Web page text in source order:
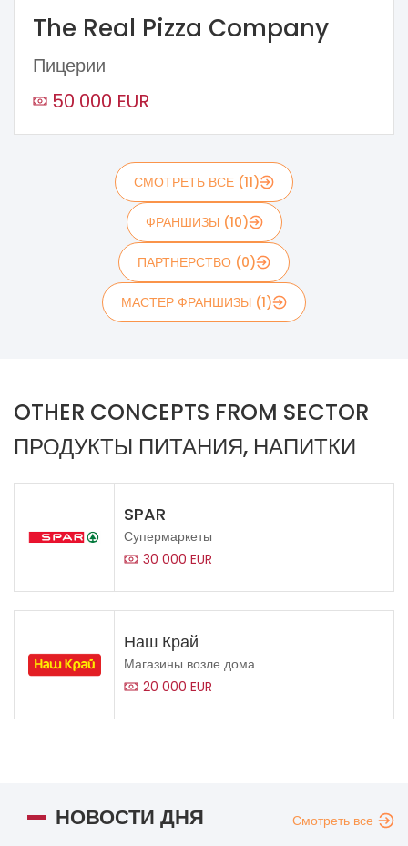
The Real Pizza Company
Пицерии
50 000 EUR
СМОТРЕТЬ ВСЕ (11)
ФРАНШИЗЫ (10)
ПАРТНЕРСТВО (0)
МАСТЕР ФРАНШИЗЫ (1)
OTHER CONCEPTS FROM SECTOR
ПРОДУКТЫ ПИТАНИЯ, НАПИТКИ
SPAR
Супермаркеты
30 000 EUR
Наш Край
Магазины возле дома
20 000 EUR
НОВОСТИ ДНЯ Смотреть все